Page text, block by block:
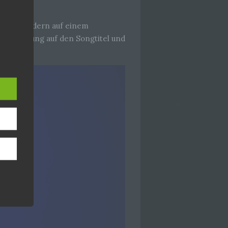
sondern auf einem
Anspielung auf den Songtitel und